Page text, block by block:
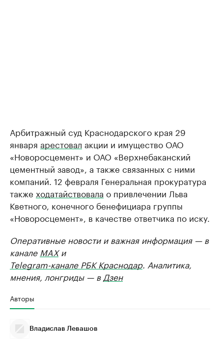
Арбитражный суд Краснодарского края 29
января арестовал акции и имущество ОАО
«Новоросцемент» и ОАО «Верхнебаканский
цементный завод», а также связанных с ними
компаний. 12 февраля Генеральная прокуратура
также ходатайствовала о привлечении Льва
Кветного, конечного бенефициара группы
«Новоросцемент», в качестве ответчика по иску.
Оперативные новости и важная информация — в
канале MAXи
Telegram-канале РБК Краснодар. Аналитика,
мнения, лонгриды — в Дзен
Авторы
Владислав Левашов